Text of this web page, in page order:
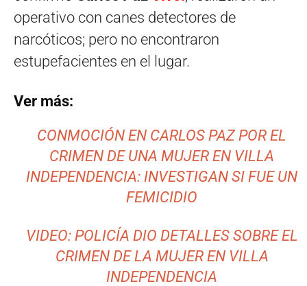
operativo con canes detectores de
narcóticos; pero no encontraron
estupefacientes en el lugar.
Ver más:
CONMOCIÓN EN CARLOS PAZ POR EL
CRIMEN DE UNA MUJER EN VILLA
INDEPENDENCIA: INVESTIGAN SI FUE UN
FEMICIDIO
VIDEO: POLICÍA DIO DETALLES SOBRE EL
CRIMEN DE LA MUJER EN VILLA
INDEPENDENCIA